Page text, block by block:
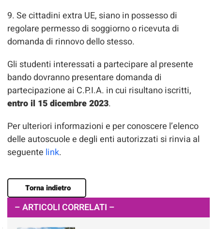
9. Se cittadini extra UE, siano in possesso di
regolare permesso di soggiorno o ricevuta di
domanda di rinnovo dello stesso.
Gli studenti interessati a partecipare al presente
bando dovranno presentare domanda di
partecipazione ai C.P.I.A. in cui risultano iscritti,
entro il 15 dicembre 2023.
Per ulteriori informazioni e per conoscere l’elenco
delle autoscuole e degli enti autorizzati si rinvia al
seguente link.
Torna indietro
– ARTICOLI CORRELATI –